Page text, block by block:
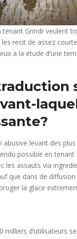
tenant Grindr veulent
recit de assez
a la etude d’une
abusive levant des
possible en tenant
les assauts via
que dans de
la glace
milliers d’utilisateurs